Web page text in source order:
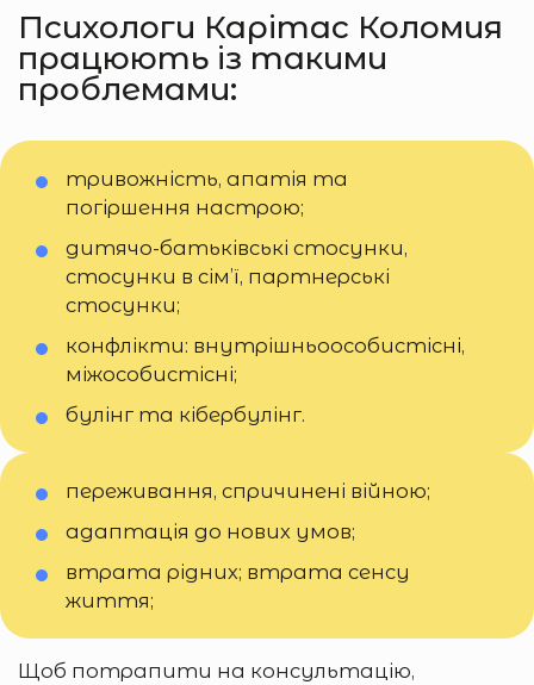
Психологи Карітас Коломия
працюють із такими
проблемами:
тривожність, апатія та
погіршення настрою;
дитячо-батьківські стосунки,
стосунки в сім’ї, партнерські
стосунки;
конфлікти: внутрішньоособистісні,
міжособистісні;
булінг та кібербулінг.
переживання, спричинені війною;
адаптація до нових умов;
втрата рідних; втрата сенсу
життя;
Щоб потрапити на консультацію,